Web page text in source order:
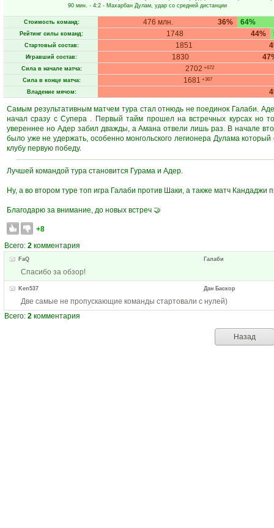
90 мин. - 4:2 - Махарбан Дулам, удар со средней дистанции
Стоимость команд: 36%
476 млн. 64%
Рейтинг силы команд: 44%
1748
Стартовый состав: 1851
Игравший состав: 1830
Сила в начале матча: 2702 +672
Сила в конце матча: 1681 +367
Владение мячом:
Самым результативным матчем тура стал отнюдь не поединок Галаби.
начал сразу с Супера . Первый тайм прошел на встречных курсах но
увереннее но Адер забил дважды, а Амана отвели лишь раз. В начале
было уже не удержать, особенно монгольского легионера Дулама
клубу первую победу.
Лучшей командой тура становится Гурама и Адер.
Ну, а во втором туре топ игра Галаби против Шаки, а также матч Кандаджи
Благодарю за внимание, до новых встреч 🤝
+8
Всего: 2 комментария
FaQ Галаби
Спасибо за обзор!
Ken537 Дан Баскор
Две самые не пропускающие команды стартовали с нулей)
Всего: 2 комментария
Назад